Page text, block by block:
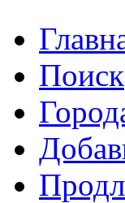
Поиск